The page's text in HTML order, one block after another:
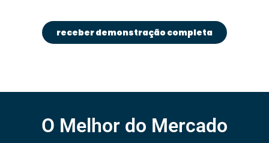
receber demonstração completa
O Melhor do Mercado